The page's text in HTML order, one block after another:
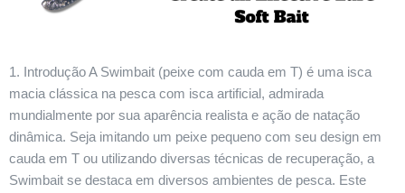
1. Introdução A Swimbait (peixe com cauda em T) é uma isca
macia clássica na pesca com isca artificial, admirada
mundialmente por sua aparência realista e ação de natação
dinâmica. Seja imitando um peixe pequeno com seu design em
cauda em T ou utilizando diversas técnicas de recuperação, a
Swimbait se destaca em diversos ambientes de pesca. Este